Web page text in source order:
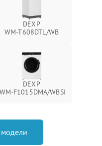
DEXP
WM‑T608DTL/WB
DEXP
WM‑F1015DMA/WBSI
модели